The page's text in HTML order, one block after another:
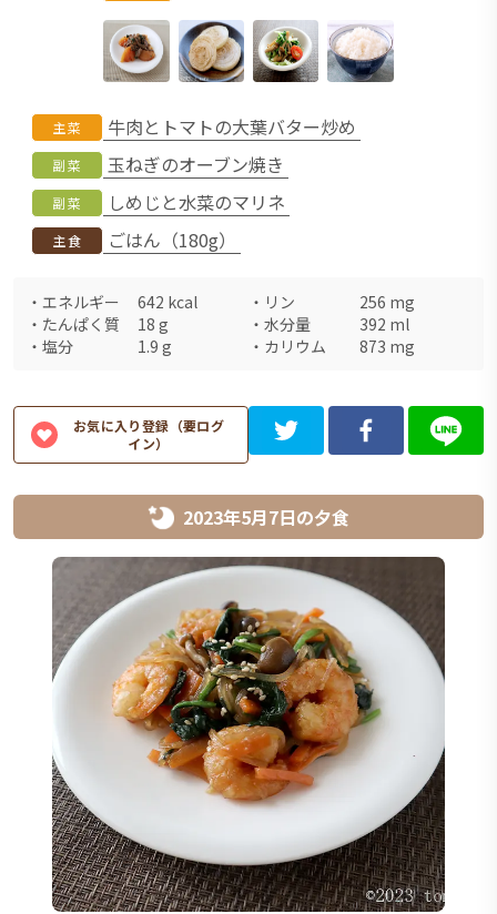
主菜 牛肉とトマトの大葉バター炒め
副菜 玉ねぎのオーブン焼き
副菜 しめじと水菜のマリネ
主食 ごはん（180g）
・ エネルギー 642 kcal ・ リン 256 mg
・ たんぱく質 18 g ・ 水分量 392 ml
・ 塩分 1.9 g ・ カリウム 873 mg
お気に入り登録（要ログ
イン）
2023年5月7日の夕食